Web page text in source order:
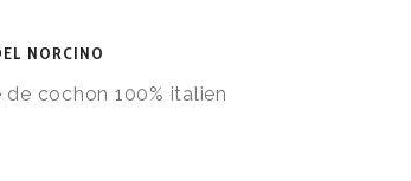
NORCINO
cochon 100% italien